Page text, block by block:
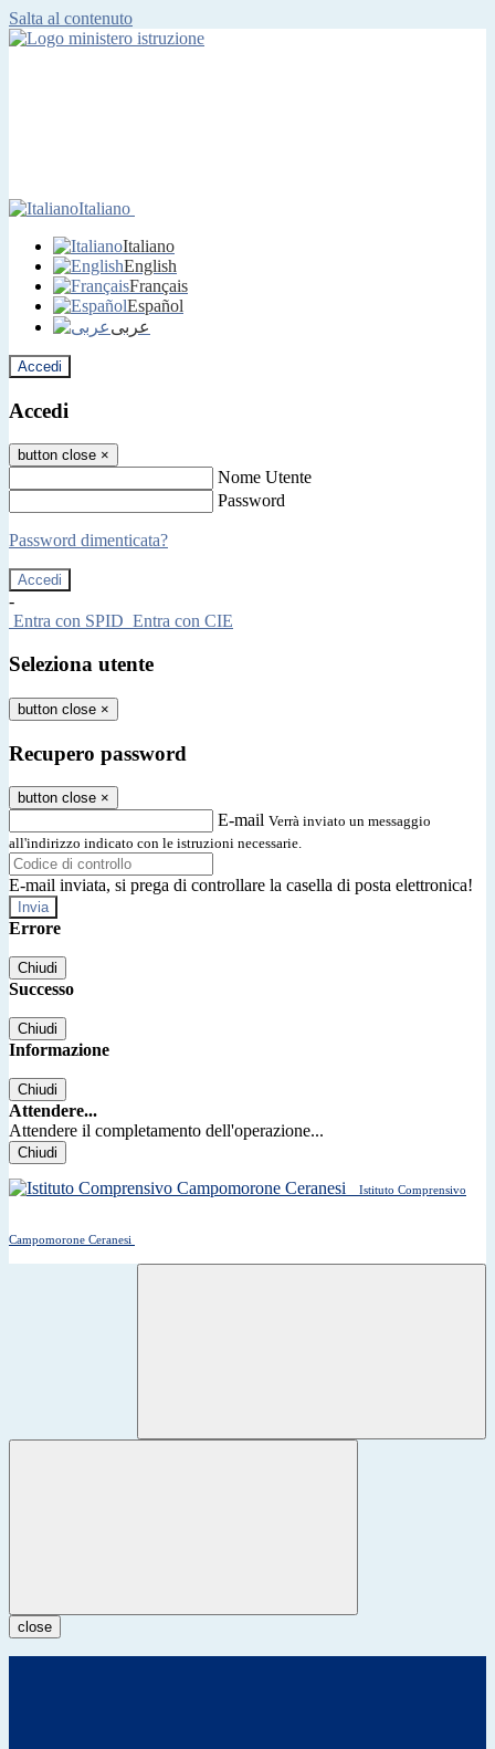
Salta al contenuto
Italiano
Italiano
English
Français
Español
عربى
Accedi
Accedi
button close ×
Nome Utente
Password
Password dimenticata?
-
Entra con SPID Entra con CIE
Seleziona utente
button close ×
Recupero password
button close ×
E-mail Verrà inviato un messaggio
all'indirizzo indicato con le istruzioni necessarie.
E-mail inviata, si prega di controllare la casella di posta elettronica!
Errore
Chiudi
Successo
Chiudi
Informazione
Chiudi
Attendere...
Attendere il completamento dell'operazione...
Chiudi
Istituto Comprensivo
Campomorone Ceranesi
close